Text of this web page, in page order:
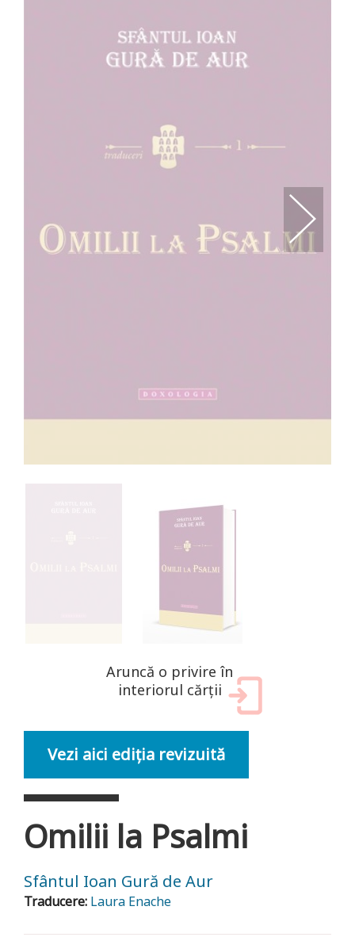
Aruncă o privire în
interiorul cărții
Vezi aici ediția revizuită
Omilii la Psalmi
Sfântul Ioan Gură de Aur
Traducere: Laura Enache